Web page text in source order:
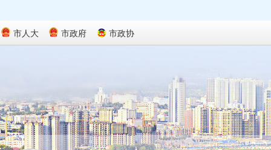
市人大 市政府 市政协